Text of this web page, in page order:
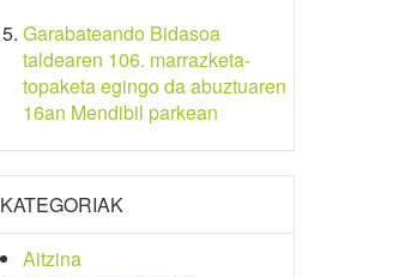
Garabateando Bidasoa
taldearen 106. marrazketa-
topaketa egingo da abuztuaren
16an Mendibil parkean
KATEGORIAK
Aitzina